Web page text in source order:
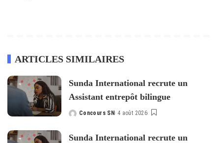
ARTICLES SIMILAIRES
Sunda International recrute un
Assistant entrepôt bilingue
Posted
Concours SN 4 août 2026
Sunda International recrute un